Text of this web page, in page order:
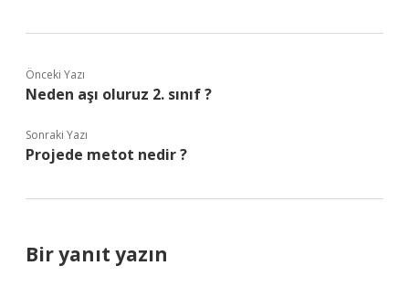
Önceki Yazı
Neden aşı oluruz 2. sınıf ?
Sonraki Yazı
Projede metot nedir ?
Bir yanıt yazın